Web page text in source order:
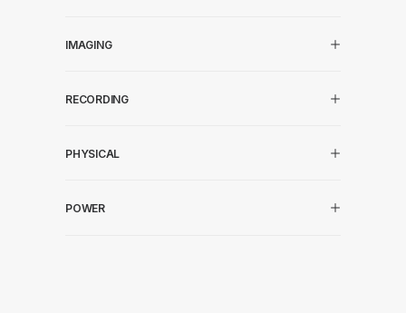
IMAGING
RECORDING
PHYSICAL
POWER